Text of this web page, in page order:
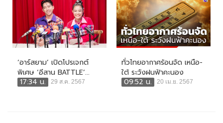
‘อาร์สยาม’ เปิดโปรเจกต์
พิเศษ ‘อีสาน BATTLE’...
17:34 น.
29 ส.ค. 2567
ทั่วไทยอากาศร้อนจัด เหนือ-
ใต้ ระวังฝนฟ้าคะนอง
09:52 น.
20 เม.ย. 2567